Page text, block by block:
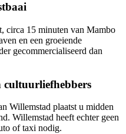
circa 15 minuten van Mambo
en een groeiende
gecommercialiseerd dan
Willemstad plaatst u midden
Willemstad heeft echter geen
of taxi nodig.